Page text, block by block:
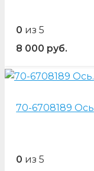
0 из 5
8 000 руб.
70-6708189 Ось
0 из 5